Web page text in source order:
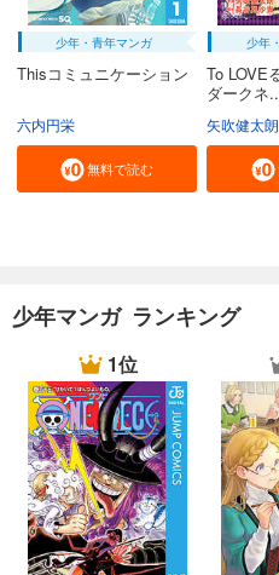
少年・青年マンガ
Thisコミュニケーション
六内円栄
無料で読む
少年
To
ダークネ
矢吹健太朗
少年マンガ ランキング
1位